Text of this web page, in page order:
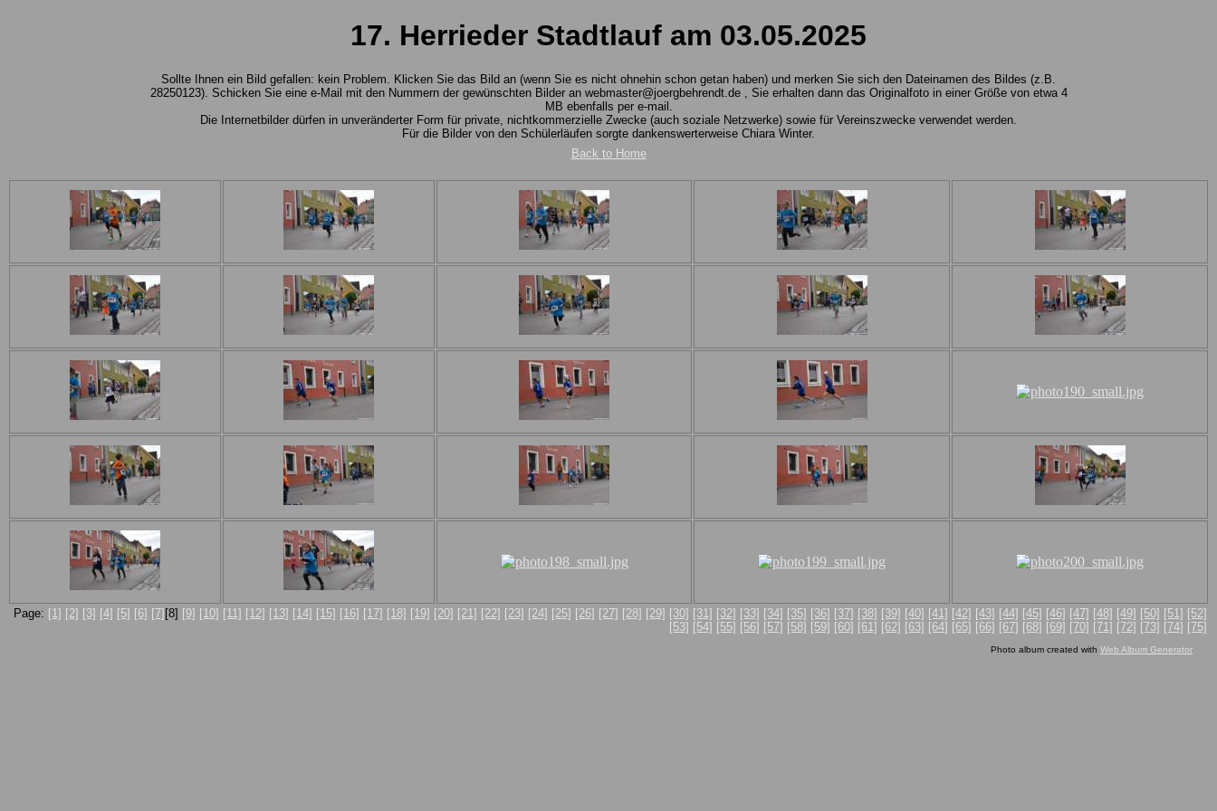
17. Herrieder Stadtlauf am 03.05.2025
Sollte Ihnen ein Bild gefallen: kein Problem. Klicken Sie das Bild an (wenn Sie es nicht ohnehin schon getan haben) und merken Sie sich den Dateinamen des Bildes (z.B.
28250123). Schicken Sie eine e-Mail mit den Nummern der gewünschten Bilder an webmaster@joergbehrendt.de , Sie erhalten dann das Originalfoto in einer Größe von etwa 4
MB ebenfalls per e-mail.
Die Internetbilder dürfen in unveränderter Form für private, nichtkommerzielle Zwecke (auch soziale Netzwerke) sowie für Vereinszwecke verwendet werden.
Für die Bilder von den Schülerläufen sorgte dankenswerterweise Chiara Winter.
Back to Home
Page: [1] [2] [3] [4] [5] [6] [7] [8] [9] [10] [11] [12] [13] [14] [15] [16] [17] [18] [19] [20] [21] [22] [23] [24] [25] [26] [27] [28] [29] [30] [31] [32] [33] [34] [35] [36] [37] [38] [39] [40] [41] [42] [43] [44] [45] [46] [47] [48] [49] [50] [51] [52]
[53] [54] [55] [56] [57] [58] [59] [60] [61] [62] [63] [64] [65] [66] [67] [68] [69] [70] [71] [72] [73] [74] [75]
Photo album created with Web Album Generator